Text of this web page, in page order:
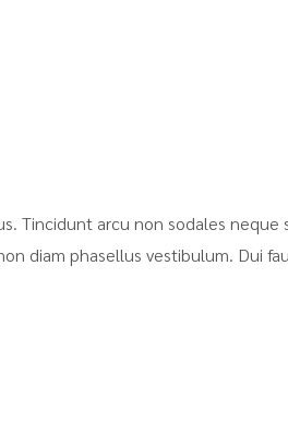
Tincidunt arcu non sodales
diam phasellus vestibulum. Dui